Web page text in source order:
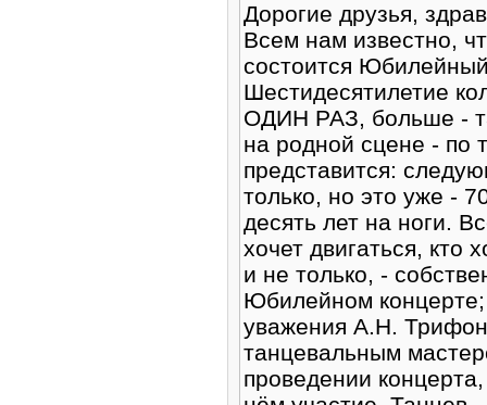
Дорогие друзья,
Всем нам известно,
состоится
Шестидесятилетие
ОДИН РАЗ, больше -
на родной сцене - по
представится:
только, но это уже -
десять лет на ноги.
хочет двигаться, кто
и не только, -
Юбилейном концерте;
уважения А.Н.
танцевальным
проведении